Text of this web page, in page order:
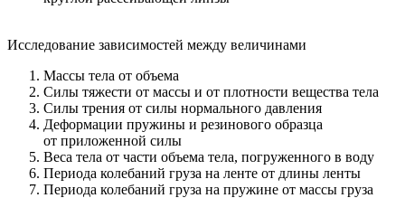
Исследование зависимостей между величинами
Массы тела от объема
Силы тяжести от массы и от плотности вещества тела
Силы трения от силы нормального давления
Деформации пружины и резинового образца
от приложенной силы
Веса тела от части объема тела, погруженного в воду
Периода колебаний груза на ленте от длины ленты
Периода колебаний груза на пружине от массы груза